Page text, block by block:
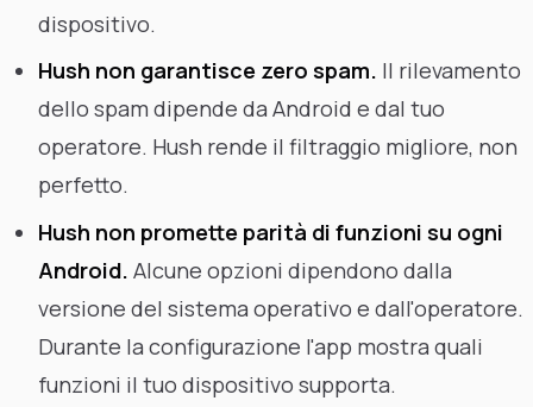
dispositivo.
Hush non garantisce zero spam. Il rilevamento
dello spam dipende da Android e dal tuo
operatore. Hush rende il filtraggio migliore, non
perfetto.
Hush non promette parità di funzioni su ogni
Android. Alcune opzioni dipendono dalla
versione del sistema operativo e dall'operatore.
Durante la configurazione l'app mostra quali
funzioni il tuo dispositivo supporta.